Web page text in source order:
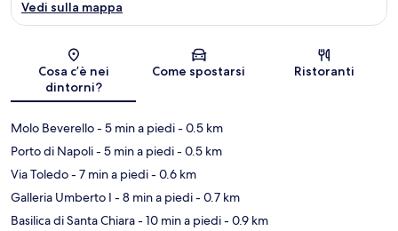
Mappa
Vedi sulla mappa
Cosa c’è nei
dintorni?
Come spostarsi Ristoranti
Molo Beverello- 5 min a piedi- 0.5 km
Porto di Napoli- 5 min a piedi- 0.5 km
Via Toledo- 7 min a piedi- 0.6 km
Galleria Umberto I - 8 min a piedi- 0.7 km
Basilica di Santa Chiara- 10 min a piedi- 0.9 km